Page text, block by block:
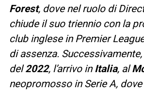
Forest, dove nel ruolo di
chiude il suo triennio con la
club inglese in Premier
di assenza. Successivamente,
del2022, l’arrivo in Italia, al
neopromosso in Serie A,